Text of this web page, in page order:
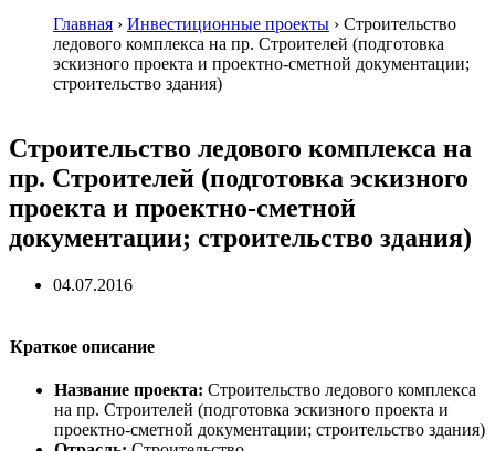
Главная › Инвестиционные проекты › Строительство
ледового комплекса на пр. Строителей (подготовка
эскизного проекта и проектно-сметной документации;
строительство здания)
Строительство ледового комплекса на
пр. Строителей (подготовка эскизного
проекта и проектно-сметной
документации; строительство здания)
04.07.2016
Краткое описание
Название проекта: Строительство ледового комплекса
на пр. Строителей (подготовка эскизного проекта и
проектно-сметной документации; строительство здания)